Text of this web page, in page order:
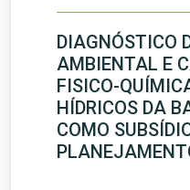
DIAGNÓSTICO
AMBIENTAL E
FISICO-
HÍDRICOS DA
COMO